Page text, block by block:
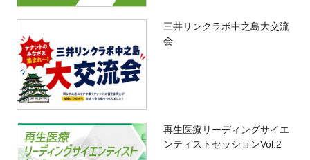
三井リンクラボ中之島大交流
会
再生医療リーディングサイエ
ンティストセッションVol.2